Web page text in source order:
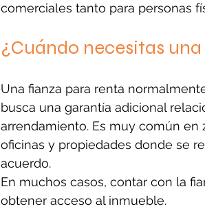
comerciales tanto para personas
¿Cuándo necesitas
Una fianza para renta
busca una garantía adicional
arrendamiento. Es muy común
oficinas y propiedades donde se
acuerdo.
En muchos casos, contar con la
obtener acceso al inmueble.